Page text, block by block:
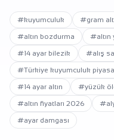
#kuyumculuk #gram
#altın bozdurma
#altın
#14 ayar bilezik
#alış
#Türkiye kuyumculuk
#14 ayar altın
#yüzük
#altın fiyatları 2026
#ayar damgası